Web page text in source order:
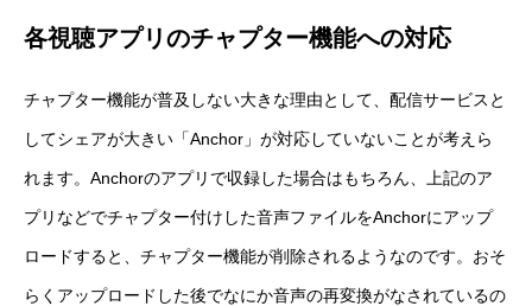
各視聴アプリのチャプター機能への対応
チャプター機能が普及しない大きな理由として、配信サービスと
してシェアが大きい「Anchor」が対応していないことが考えら
れます。Anchorのアプリで収録した場合はもちろん、上記のア
プリなどでチャプター付けした音声ファイルをAnchorにアップ
ロードすると、チャプター機能が削除されるようなのです。おそ
らくアップロードした後でなにか音声の再変換がなされているの